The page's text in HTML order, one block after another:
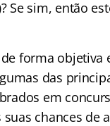
? Se sim, então
forma objetiva
das
em
chances de